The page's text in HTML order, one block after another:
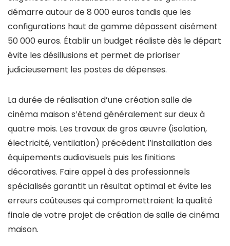
démarre autour de 8 000 euros tandis que les
configurations haut de gamme dépassent aisément
50 000 euros. Établir un budget réaliste dès le départ
évite les désillusions et permet de prioriser
judicieusement les postes de dépenses.
La durée de réalisation d’une création salle de
cinéma maison s’étend généralement sur deux à
quatre mois. Les travaux de gros œuvre (isolation,
électricité, ventilation) précèdent l’installation des
équipements audiovisuels puis les finitions
décoratives. Faire appel à des professionnels
spécialisés garantit un résultat optimal et évite les
erreurs coûteuses qui compromettraient la qualité
finale de votre projet de création de salle de cinéma
maison.